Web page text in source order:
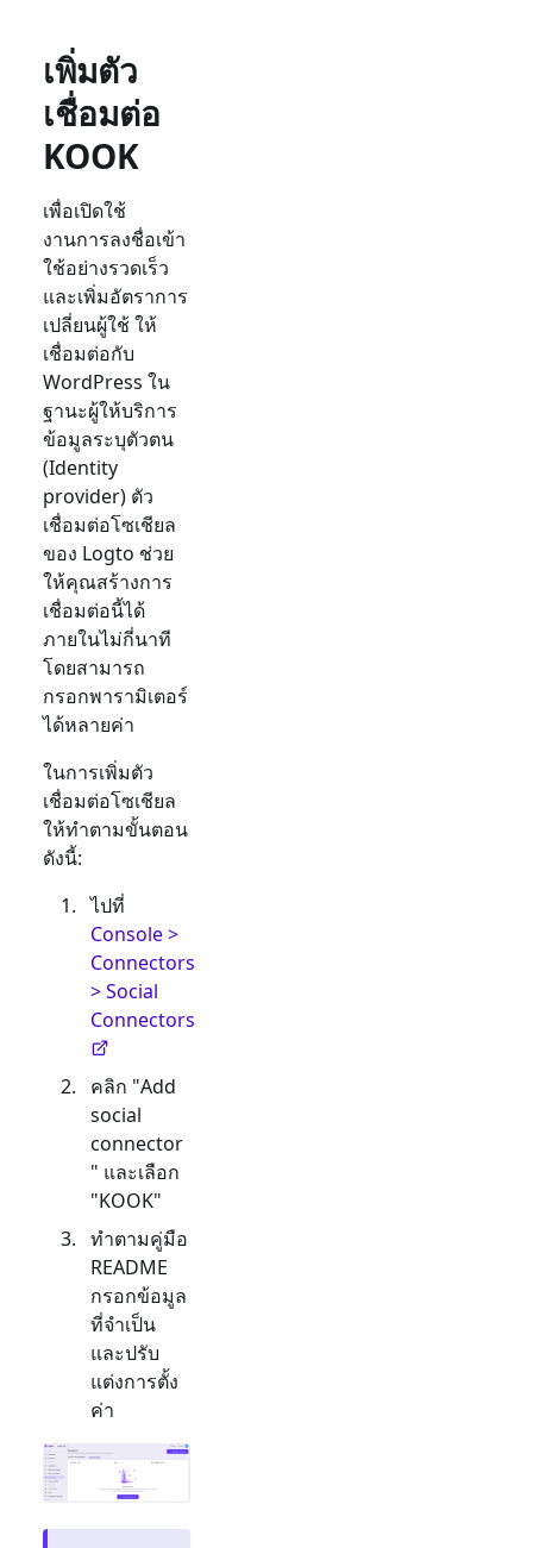
เพิ่มตัว
เชื่อมต่อ
KOOK
เพื่อเปิดใช้
งานการลงชื่อเข้า
ใช้อย่างรวดเร็ว
และเพิ่มอัตราการ
เปลี่ยนผู้ใช้ ให้
เชื่อมต่อกับ
WordPress ใน
ฐานะผู้ให้บริการ
ข้อมูลระบุตัวตน
(Identity
provider) ตัว
เชื่อมต่อโซเชียล
ของ Logto ช่วย
ให้คุณสร้างการ
เชื่อมต่อนี้ได้
ภายในไม่กี่นาที
โดยสามารถ
กรอกพารามิเตอร์
ได้หลายค่า
ในการเพิ่มตัว
เชื่อมต่อโซเชียล
ให้ทำตามขั้นตอน
ดังนี้:
ไปที่
Console >
Connectors
> Social
Connectors
คลิก "Add
social
connector
" และเลือก
"KOOK"
ทำตามคู่มือ
README
กรอกข้อมูล
ที่จำเป็น
และปรับ
แต่งการตั้ง
ค่า